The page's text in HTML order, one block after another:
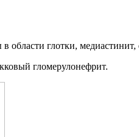
области глотки,
гломерулонефрит.